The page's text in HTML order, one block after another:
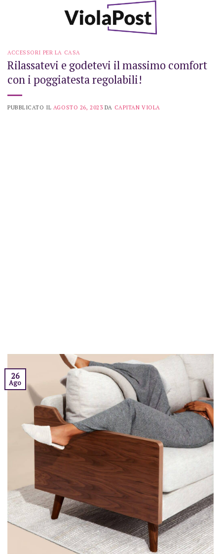
ACCESSORI PER LA CASA
Rilassatevi e godetevi il massimo comfort
con i poggiatesta regolabili!
PUBBLICATO IL AGOSTO 26, 2023 DA CAPITAN VIOLA
26
Ago